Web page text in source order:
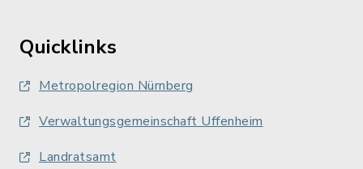
Quicklinks
Metropolregion Nürnberg
Verwaltungsgemeinschaft Uffenheim
Landratsamt